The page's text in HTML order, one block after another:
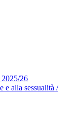
26
e alla sessualità /